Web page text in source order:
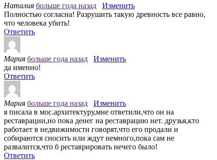
Наталия больше года назад
Изменить
Полностью согласна! Разрушить такую древность все равно,
что человека убить!
Ответить
Мария больше года назад
Изменить
да именно!
Ответить
Мария больше года назад
Изменить
я писала в мос.архитектуру,мне ответили,что он на
реставрации,но пока денег на реставрацию нет. друзья,кто
работает в недвижимости говорят,что его продали и
собираются сносить или ждут немного,пока сам не
развалится,что б реставрировать нечего было!
Ответить